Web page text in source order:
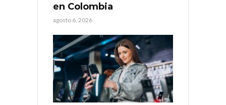
en Colombia
agosto 6, 2026